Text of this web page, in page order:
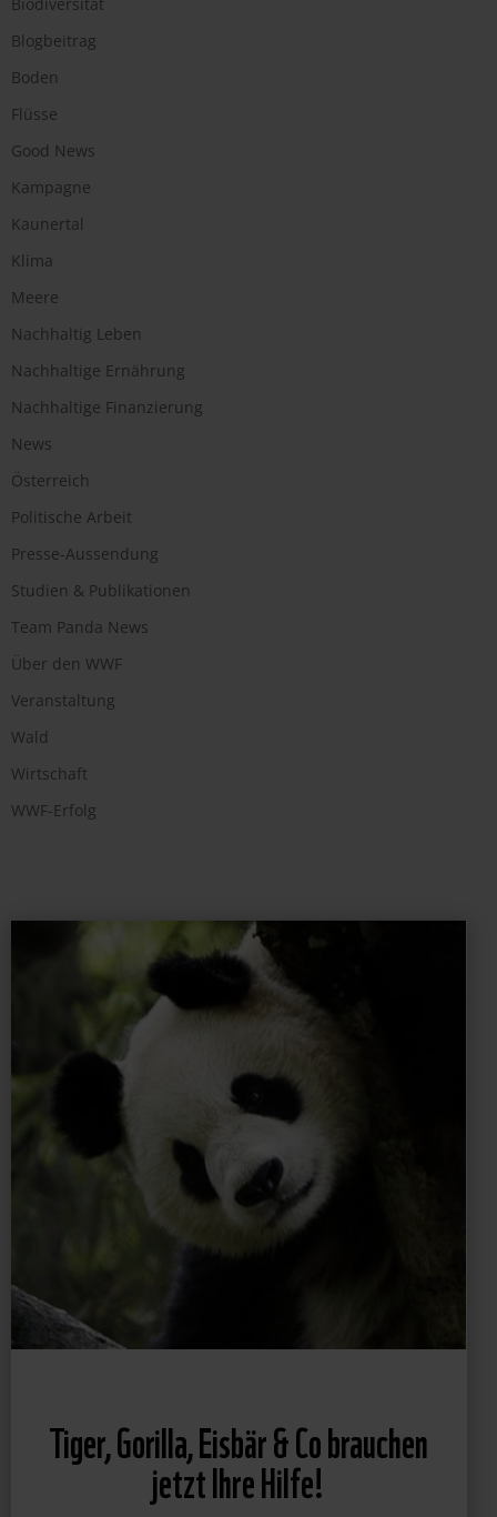
Blogbeitrag
Boden
Flüsse
Good News
Kampagne
Kaunertal
Klima
Meere
Nachhaltig Leben
Nachhaltige Ernährung
Nachhaltige Finanzierung
News
Österreich
Politische Arbeit
Presse-Aussendung
Studien & Publikationen
Team Panda News
Über den WWF
Veranstaltung
Wald
Wirtschaft
WWF-Erfolg